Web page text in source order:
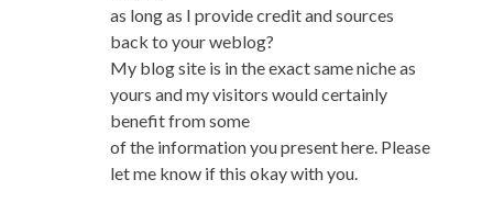
as long as I provide credit and sources
back to your weblog?
My blog site is in the exact same niche as
yours and my visitors would certainly
benefit from some
of the information you present here. Please
let me know if this okay with you.